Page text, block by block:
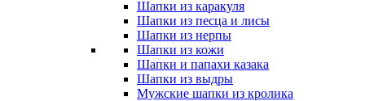
Шапки из каракуля
Шапки из песца и лисы
Шапки из нерпы
Шапки из кожи
Шапки и папахи казака
Шапки из выдры
Мужские шапки из кролика